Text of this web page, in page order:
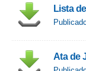
Lista
Ata de